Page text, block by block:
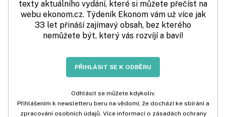
texty aktuálního vydání, které si můžete přečíst na
webu ekonom.cz. Týdeník Ekonom vám už více jak
33 let přináší zajímavý obsah, bez kterého
nemůžete být, který vás rozvíjí a baví!
PŘIHLÁSIT SE K ODBĚRU
Odhlásit se můžete kdykoliv.
Přihlášením k newsletteru beru na vědomí, že dochází ke sbírání a
zpracování osobních údajů. Více informací o zásadách ochrany